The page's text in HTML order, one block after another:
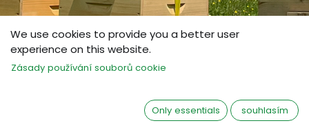
We use cookies to provide you a better user
experience on this website.
Zásady používání souborů cookie
Only essentials souhlasím